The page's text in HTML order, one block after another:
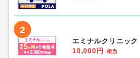
2
エミナルクリニック
10,000円
相当